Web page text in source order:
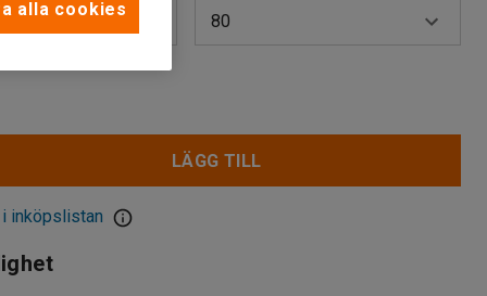
80
80
LÄGG TILL
inköpslistan
alla cookies